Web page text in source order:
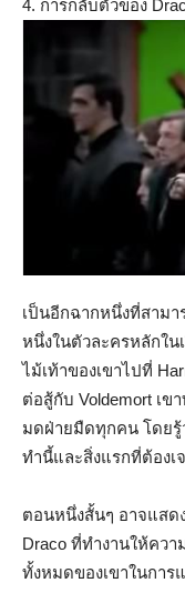
4. การกลับตัวของ
เป็นอีกฉากหนึ่งที่สาม
หนึ่งในตัวละครหลักใน
ไม้เท้าของเขาไปที่
ต่อสู้กับ Voldemort เ
มดฝ่ายมืดทุกคน โดยรู้
ทำนี้และสิ่งแรกที่ต้องเ
ตอนหนึ่งสั้นๆ อาจแสด
Draco ที่ทำงานให้คว
ทั้งหมดของเขาในการ